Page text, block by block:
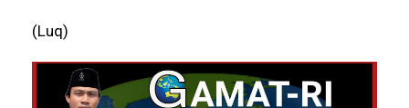
(Luq)